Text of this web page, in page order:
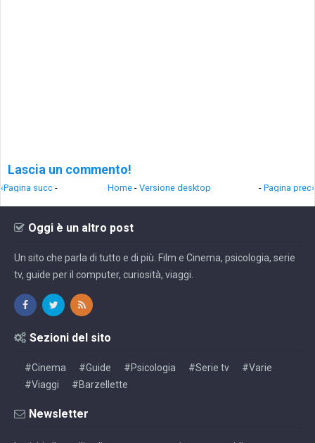
Lascia un commento!
‹Pagina succ - - Pagina prec›
Home - Versione desktop
Oggi è un altro post
Un sito che parla di tutto e di più. Film e Cinema, psicologia, serie
tv, guide per il computer, curiosità, viaggi.
Sezioni del sito
#Cinema #Guide #Psicologia #Serie tv
#Varie
#Viaggi
#Barzellette
Newsletter